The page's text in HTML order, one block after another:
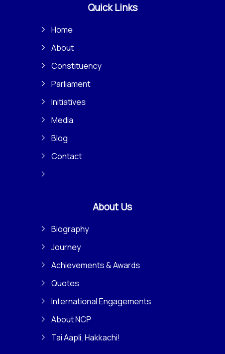
Quick Links
Home
About
Constituency
Parliament
Initiatives
Media
Blog
Contact
About Us
Biography
Journey
Achievements & Awards
Quotes
International Engagements
About NCP
Tai Aapli, Hakkachi!